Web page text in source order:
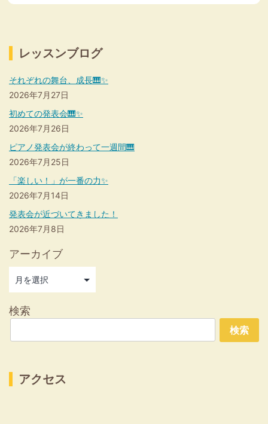
レッスンブログ
それぞれの舞台、成長🎹✨
2026年7月27日
初めての発表会🎹✨
2026年7月26日
ピアノ発表会が終わって一週間🎹
2026年7月25日
「楽しい！」が一番の力✨
2026年7月14日
発表会が近づいてきました！
2026年7月8日
アーカイブ
検索
検索
アクセス